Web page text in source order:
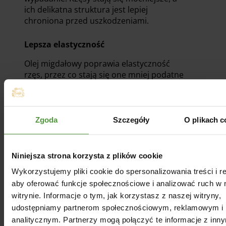
Zgoda Szczegóły O plikach
Niniejsza strona korzysta z plików cookie
Wykorzystujemy pliki cookie do spersonalizowania treści i
aby oferować funkcje społecznościowe i analizować ruch w
witrynie. Informacje o tym, jak korzystasz z naszej witryny,
udostępniamy partnerom społecznościowym, reklamowym i
analitycznym. Partnerzy mogą połączyć te informacje z
ich delikatna struktura jest lepiej
chroniona przed uszkodzeniami.
Lepsza elastyczność
Olej migdałowy poprawia elastyczność
rzęs, przez co stają się one mniej podatne
sprężyste i nie wypadają podczas
demakijażu czy też na etapie aplikacji
tuszu.
Olej migdałowy ma silne właściwości
nawilżające, które sprawiają, że rzęsy nie
wysychają i nie stają się kruche.
Nawilżenie pomaga utrzymać ich
naturalną elastyczność oraz zdrowy
wygląd.